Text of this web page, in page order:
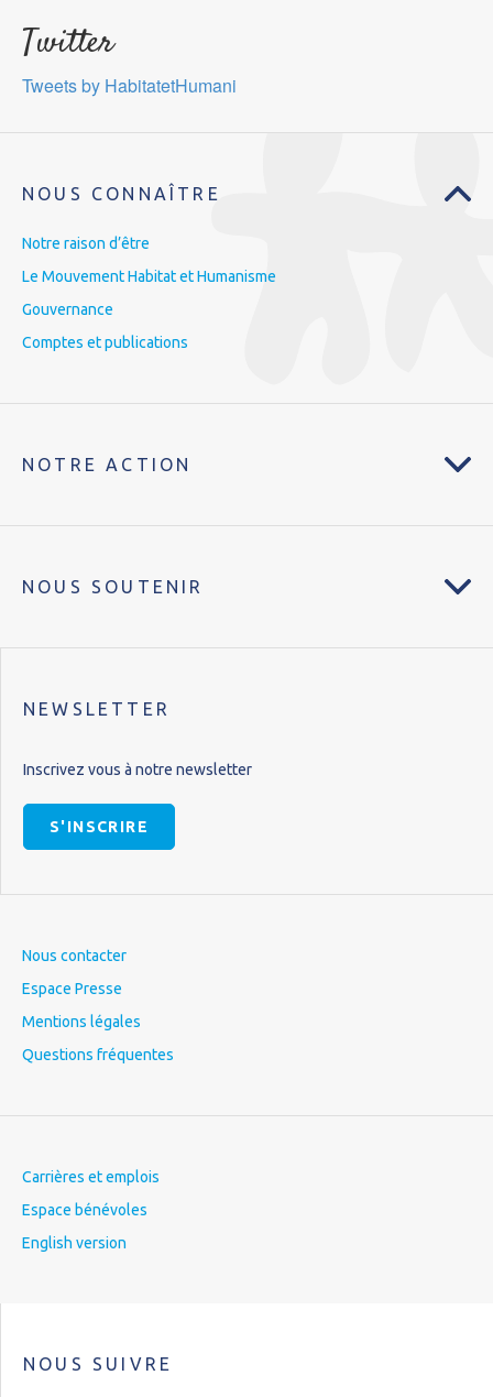
Twitter
Tweets by HabitatetHumani
NOUS CONNAÎTRE
Notre raison d’être
Le Mouvement Habitat et Humanisme
Gouvernance
Comptes et publications
NOTRE ACTION
NOUS SOUTENIR
NEWSLETTER
Inscrivez vous à notre newsletter
S'INSCRIRE
Nous contacter
Espace Presse
Mentions légales
Questions fréquentes
Carrières et emplois
Espace bénévoles
English version
NOUS SUIVRE